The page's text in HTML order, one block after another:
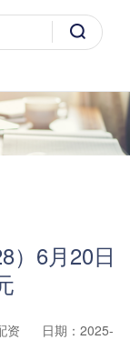
）6月20日
资
日期：2025-